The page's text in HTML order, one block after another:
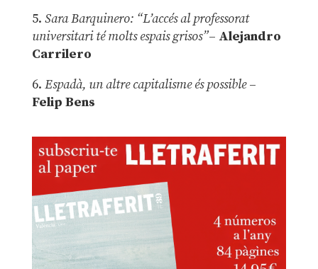
5. Sara Barquinero: “L’accés al professorat
universitari té molts espais grisos”– Alejandro
Carrilero
6. Espadà, un altre capitalisme és possible –
Felip Bens